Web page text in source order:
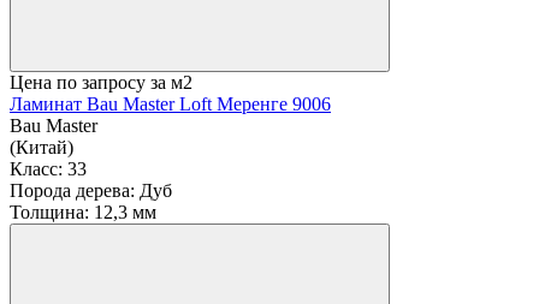
Цена по запросу за м2
Ламинат Bau Master Loft Меренге 9006
Bau Master
(Китай)
Класс: 33
Порода дерева: Дуб
Толщина: 12,3 мм